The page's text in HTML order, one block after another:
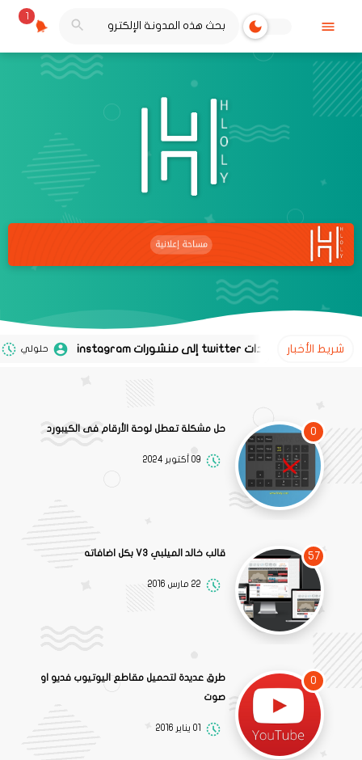
1
شريط الأخبار حلولي 02 نوفمبر 2020
0 حل مشكلة تعطل لوحة الأرقام فى الكيبورد
09 أكتوبر 2024
57 قالب خالد الميلبي V3 بكل اضافاته
22 مارس 2016
0
طرق عديدة لتحميل مقاطع اليوتيوب فديو او
صوت
01 يناير 2016